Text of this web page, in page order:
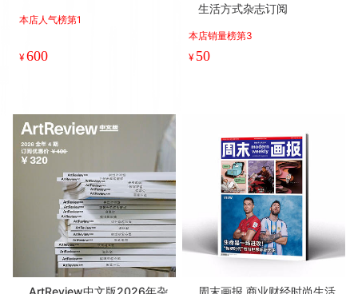
本店人气榜第1
¥600
生活方式杂志订阅
本店销量榜第3
¥ 50
ArtReview中文版2026年杂
周末画报 商业财经时尚生活